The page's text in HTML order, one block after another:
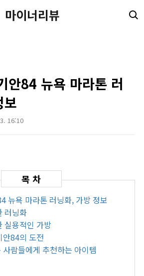
마이너리뷰
안84 뉴욕 마라톤 러
보
16:10
뉴욕 마라톤 러닝화, 가방 정보
러닝화
실용적인 가방
안84의 도전
사람들에게 추천하는 아이템